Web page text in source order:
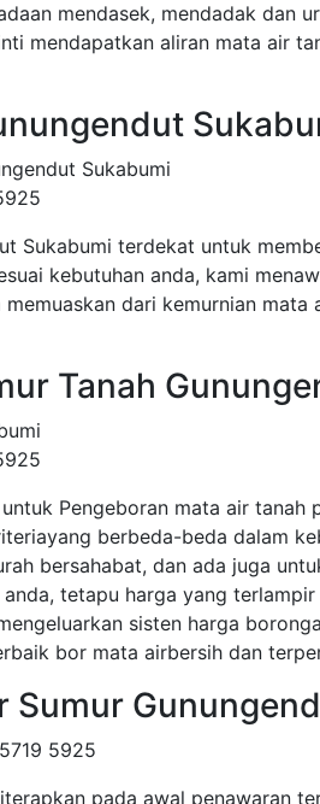
mendasek, mendadak dan
mendapatkan aliran mata air
Sukabumi
Sukabumi terdekat untuk
kebutuhan anda, kami
dari kemurnian
Tanah
Pengeboran mata air tanah
berbeda-beda dalam
bersahabat, dan ada juga
tetapu harga yang
sisten harga
bor mata airbersih dan
Sumur
5925
pada awal penawaran